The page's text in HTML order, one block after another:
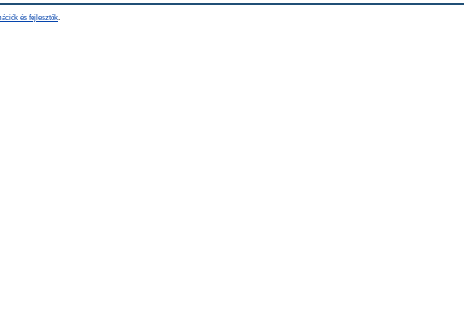
és fejlesztők